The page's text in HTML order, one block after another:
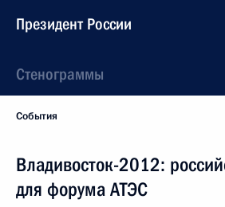
Президент России
Стенограммы
События
Владивосток-2012:
для форума АТЭС